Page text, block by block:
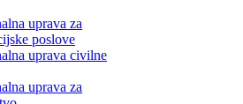
uprava za
poslove
uprava civilne
uprava za